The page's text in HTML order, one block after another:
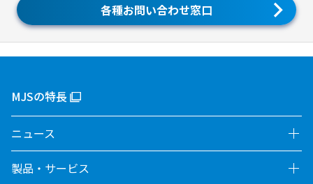
各種お問い合わせ窓口
MJSの特長
ニュース
製品・サービス